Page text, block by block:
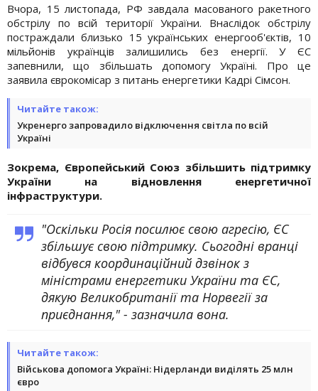
Вчора, 15 листопада, РФ завдала масованого ракетного
обстрілу по всій території України. Внаслідок обстрілу
постраждали близько 15 українських енергооб'єктів, 10
мільйонів українців залишились без енергії. У ЄС
запевнили, що збільшать допомогу Україні. Про це
заявила єврокомісар з питань енергетики Кадрі Сімсон.
Читайте також:
Укренерго запровадило відключення світла по всій
Україні
Зокрема, Європейський Союз збільшить підтримку
України на відновлення енергетичної
інфраструктури.
"Оскільки Росія посилює свою агресію, ЄС
збільшує свою підтримку. Сьогодні вранці
відбувся координаційний дзвінок з
міністрами енергетики України та ЄС,
дякую Великобританії та Норвегії за
приєднання," - зазначила вона.
Читайте також:
Військова допомога Україні: Нідерланди виділять 25 млн
євро